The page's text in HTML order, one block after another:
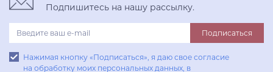
Подпишитесь на нашу рассылку.
Подписаться
Нажимая кнопку «Подписаться», я даю свое согласие
на обработку моих персональных данных, в